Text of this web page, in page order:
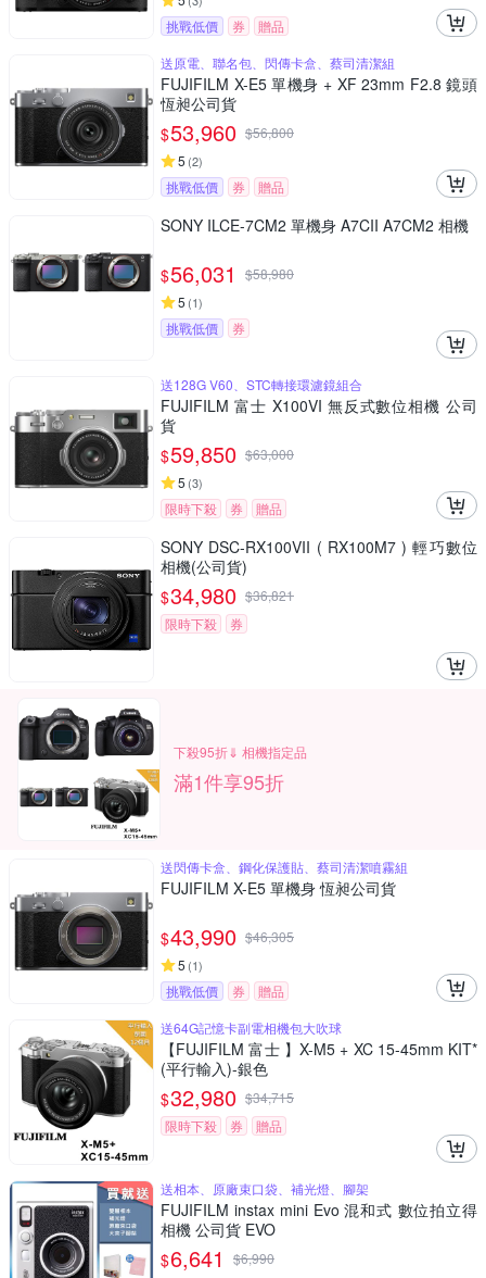
挑戰低價 券
贈品
送原電、聯名包、閃傳卡盒、蔡司清潔組
FUJIFILM X-E5 單機身 + XF 23mm F2.8 鏡頭
恆昶公司貨
$53,960 $56,800
5 (2)
挑戰低價 券 贈品
SONY ILCE-7CM2 單機身 A7CII A7CM2 相機
$56,031 $58,980
5 (1)
挑戰低價 券
送128G V60、STC轉接環濾鏡組合
FUJIFILM 富士 X100VI 無反式數位相機 公司
貨
$59,850 $63,000
5 (3)
限時下殺 券 贈品
SONY DSC-RX100VII ( RX100M7 ) 輕巧數位
相機(公司貨)
$34,980 $36,821
限時下殺
券
下殺95折⇓ 相機指定品
滿1件享95折
送閃傳卡盒、鋼化保護貼、蔡司清潔噴霧組
FUJIFILM X-E5 單機身 恆昶公司貨
$43,990 $46,305
5 (1)
挑戰低價 券
贈品
送64G記憶卡副電相機包大吹球
【FUJIFILM 富士 】X-M5 + XC 15-45mm KIT*
(平行輸入)-銀色
$32,980 $34,715
限時下殺
券 贈品
送相本、原廠束口袋、補光燈、腳架
FUJIFILM instax mini Evo 混和式 數位拍立得
相機 公司貨 EVO
$6,641 $6,990